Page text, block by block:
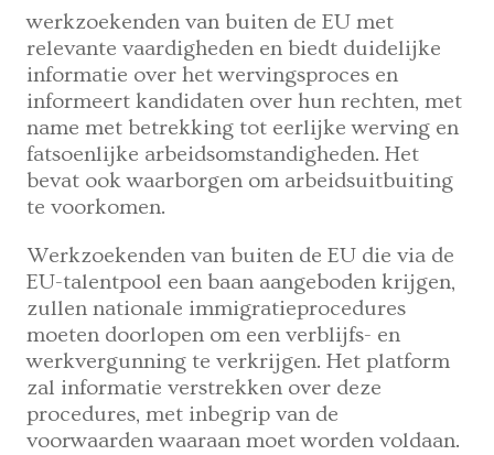
werkzoekenden van buiten de EU met
relevante vaardigheden en biedt duidelijke
informatie over het wervingsproces en
informeert kandidaten over hun rechten, met
name met betrekking tot eerlijke werving en
fatsoenlijke arbeidsomstandigheden. Het
bevat ook waarborgen om arbeidsuitbuiting
te voorkomen.
Werkzoekenden van buiten de EU die via de
EU-talentpool een baan aangeboden krijgen,
zullen nationale immigratieprocedures
moeten doorlopen om een verblijfs- en
werkvergunning te verkrijgen. Het platform
zal informatie verstrekken over deze
procedures, met inbegrip van de
voorwaarden waaraan moet worden voldaan.